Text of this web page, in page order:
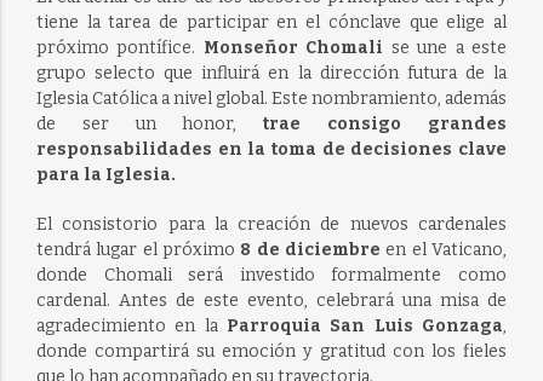
tiene la tarea de participar en el cónclave que elige al
próximo pontífice. Monseñor Chomali se une a este
grupo selecto que influirá en la dirección futura de la
Iglesia Católica a nivel global. Este nombramiento, además
de ser un honor, trae consigo grandes
responsabilidades en la toma de decisiones clave
para la Iglesia.
El consistorio para la creación de nuevos cardenales
tendrá lugar el próximo 8 de diciembre en el Vaticano,
donde Chomali será investido formalmente como
cardenal. Antes de este evento, celebrará una misa de
agradecimiento en la Parroquia San Luis Gonzaga,
donde compartirá su emoción y gratitud con los fieles
que lo han acompañado en su trayectoria.